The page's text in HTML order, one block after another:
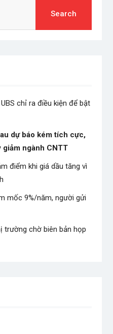
chỉ ra điều kiện để bật
dự báo kém tích cực,
giảm ngành CNTT
điểm khi giá dầu tăng vì
mốc 9%/năm, người gửi
trường chờ biên bản họp